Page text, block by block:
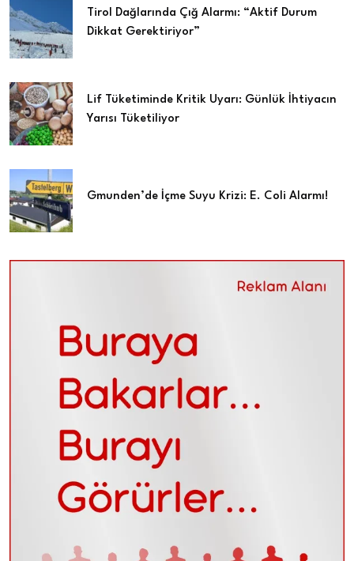
Tirol Dağlarında Çığ Alarmı: “Aktif Durum
Dikkat Gerektiriyor”
Lif Tüketiminde Kritik Uyarı: Günlük İhtiyacın
Yarısı Tüketiliyor
Gmunden’de İçme Suyu Krizi: E. Coli Alarmı!